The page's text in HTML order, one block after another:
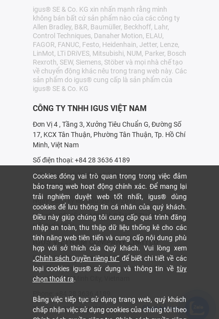
igus® SE & Co. KG xin nhấn mạnh rằng mình
không bán bất cứ sản phẩm nào của các công ty
Allen Bradley, B&R, Baumüller, Beckhoff, Lahr,
Control Techniques, Danaher Motion, ELAU,
FAGOR, FANUC, Festo, Heidenhain, Jetter, Lenze,
LinMot, LTi DRiVES, Mitsubishi, NUM, Parker, Bosch
Rexroth, SEW, Siemens, Stöber và mọi nhà chế tạo
về chuyển động khác nêu trong trang web này. Các
sản phẩm do igus® cung cấp là sản phẩm của
igus® SE & Co. KG
CÔNG TY TNHH IGUS VIỆT NAM
Đơn Vị 4 , Tầng 3, Xưởng Tiêu Chuẩn G, Đường Số
17, KCX Tân Thuận, Phường Tân Thuận, Tp. Hồ Chí
Minh, Việt Nam
Số điện thoại: +84 28 3636 4189
Giấy chứng nhận đăng ký doanh nghiệp số:
0314214531
Ngày đăng ký lần đầu: 20-01-2017
Nơi cấp: SỞ KẾ HOẠCH VÀ ÐẦU TƯ THÀNH PHỐ
HỒ CHÍ MINH
IGUS VIETNAM COMPANY LIMITED
Unit 4, 3rd Floor, Standard Factory G, Street No. 17,
Tan Thuan Export Processing Zone, Tan Thuan
Ward, Ho Chi Minh City, Vietnam
Tax code: 0314214531
Cookies đóng vai trò quan trọng trong việc đảm
bảo trang web hoạt động chính xác. Để mang lại
trải nghiệm duyệt web tốt nhất, igus® dùng
cookies để lưu thông tin cá nhân của quý khách.
Điều này giúp chúng tôi cung cấp quá trình đăng
nhập an toàn, thu thập dữ liệu thống kê cho các
tính năng web tiên tiến và cung cấp nội dung phù
hợp với sở thích của Quý khách. Vui lòng xem
„Chính sách Quyền riêng tư“ để biết chi tiết về các
loại cookies igus® sử dụng và thông tin về tùy
chọn thoát ra.
Bằng việc tiếp tục sử dụng trang web, quý khách
chấp nhận việc sử dụng cookies của chúng tôi theo
Chat hỗ trợ